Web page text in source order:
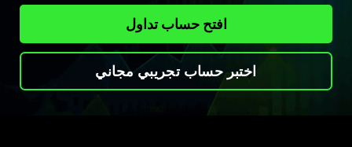
افتح حساب تداول
اختبر حساب تجريبي مجاني